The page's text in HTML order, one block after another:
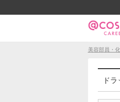
美容部員・
ド